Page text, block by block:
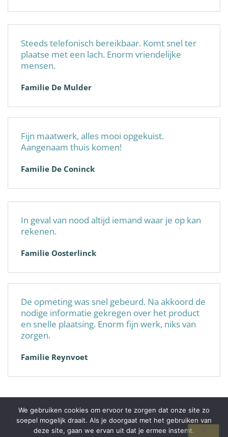
Steeds telefonisch bereikbaar. Komt snel ter
plaatse met een lach. Enorm vriendelijke
mensen.
Familie De Mulder
Fijn maatwerk, alles mooi opgekuist.
Aangenaam thuis komen!
Familie De Coninck
In geval van nood altijd iemand waar je op kan
rekenen.
Familie Oosterlinck
De opmeting was snel gebeurd. Na akkoord de
nodige informatie gekregen over het product
en snelle plaatsing. Enorm fijn werk, niks van
zorgen.
Familie Reynvoet
© 2026 Alplast-Pro+
BE0738252944
We gebruiken cookies om ervoor te zorgen dat onze site zo
soepel mogelijk draait. Als je doorgaat met het gebruiken van
deze site, gaan we ervan uit dat je ermee instemt.